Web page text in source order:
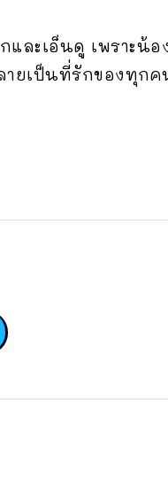
ละเอ็นดู เพราะน้อ
ยเป็นที่รักของทุกค